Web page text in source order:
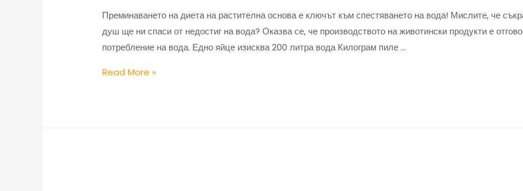
Преминаването на диета на растителна основа е ключът към спестяването на вода! Мислите, че
душ ще ни спаси от недостиг на вода? Оказва се, че производството на животински продукти е
потребление на вода. Едно яйце изисква 200 литра вода Килограм пиле …
Read More »